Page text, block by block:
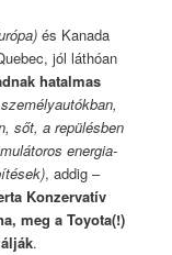
és Kanada
jól láthóan
hatalmas
sőt, a repülésben
energia-
, addig –
Konzervatív
meg a Toyota(!)
.